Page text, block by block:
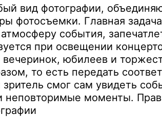
вид фотографии,
фотосъемки. Главная
события,
при освещении
юбилеев и
то есть передать
смог сам увидеть
неповторимые моменты.